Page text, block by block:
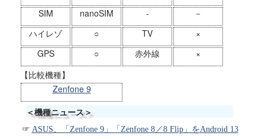
SIM
nanoSIM -
－
ハイレゾ
○ TV
×
GPS
○ 赤外線
×
【比較機種】
Zenfone 9
＜機種ニュース＞
ASUS、「Zenfone 9」「Zenfone 8／8 Flip」をAndroid 13